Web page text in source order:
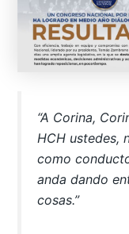
“A Corina,
HCH ustedes,
como
anda dando
cosas.”